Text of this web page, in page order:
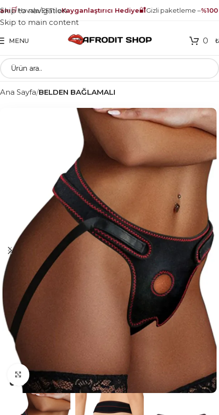
🛒Havale/EFT ileKayganlaştırıcı Hediye🔐Gizli paketleme –%100
Skip to navigation
Skip to main content
MENU 0 ₺
Ana Sayfa BELDEN BAĞLAMALI
Click to enlarge